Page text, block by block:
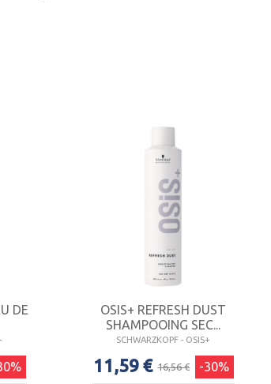
DE
OSIS+ REFRESH DUST
SHAMPOOING SEC...
SCHWARZKOPF - OSIS+
11,59 € 16,56 € -30%